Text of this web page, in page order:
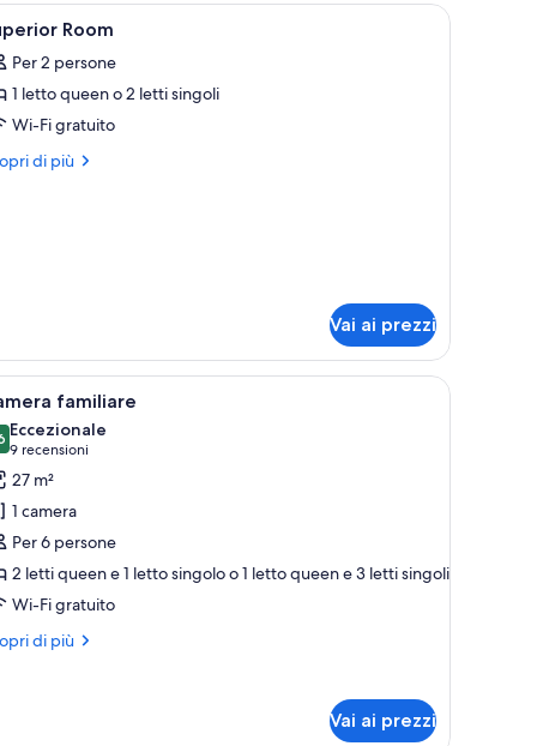
rotondo, una sedia, una lampada e una finestra con tende.
Una cassaforte in camera, insonorizzazione,
5 Room
Per 2 persone
1 letto queen o 2 letti singoli
Wi-Fi gratuito
di più
Vai ai prezzi
una sedia, un tavolino e un telefono fissato al muro.
Una camera d'albergo con un letto, un
4 familiare
su 10
Eccezionale
9 recensioni
(9
recensioni)
27 m²
1 camera
Per 6 persone
2 letti queen e 1 letto singolo o 1 letto queen e 3 letti singoli
Wi-Fi gratuito
di più
Vai ai prezzi